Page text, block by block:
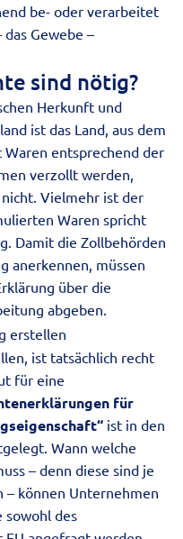
be- oder verarbeitet
Gewebe –
sind nötig?
Herkunft und
ist das Land, aus dem
entsprechend der
verzollt werden,
Vielmehr ist der
Waren spricht
Damit die Zollbehörden
anerkennen, müssen
über die
abgeben.
erstellen
ist tatsächlich recht
für eine
für
ist in den
Wann welche
– denn diese sind je
– können Unternehmen
sowohl des